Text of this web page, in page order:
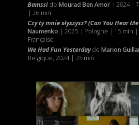
Bamsside Mourad Ben Amor| 2024 |
| 26 min
Czy ty mnie słyszysz? (Can You Hear
Naumenko | 2025 | Pologne | 15 min
Française
We Had Fun Yesterdayde Marion
Belgique, 2024 | 35 min